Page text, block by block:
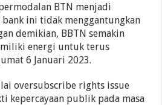
BTN menjadi
ini tidak menggantungkan
demikian, BBTN semakin
energi untuk terus
6 Januari 2023.
oversubscribe rights issue
kepercayaan publik pada masa